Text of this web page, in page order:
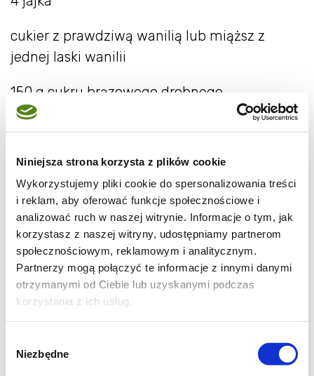
Niniejsza strona korzysta z plików cookie
Wykorzystujemy pliki cookie do spersonalizowania treści
i reklam, aby oferować funkcje społecznościowe i
analizować ruch w naszej witrynie. Informacje o tym, jak
korzystasz z naszej witryny, udostępniamy partnerom
społecznościowym, reklamowym i analitycznym.
Partnerzy mogą połączyć te informacje z innymi danymi
otrzymanymi od Ciebie lub uzyskanymi podczas
korzystania z ich usług.
zgody
Niezbędne
cukier z prawdziwą wanilią lub miąższ z
jednej laski wanilii
150 g cukru brązowego drobnego
100g masła
3 łyżki gorącej wody
3 łyżki cukru pudru
3 łyżki kakao
zwijamy w ściereczkę kuchenną i